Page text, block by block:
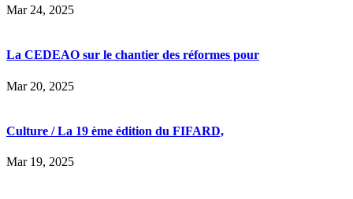
Mar 24, 2025
La CEDEAO sur le chantier des réformes pour
Mar 20, 2025
Culture / La 19 ème édition du FIFARD,
Mar 19, 2025